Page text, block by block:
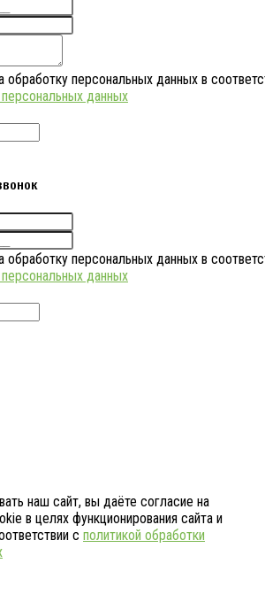
обработку персональных данных в
данных
обработку персональных данных в
данных
наш сайт, вы даёте согласие на
в целях функционирования сайта и
с политикой обработки